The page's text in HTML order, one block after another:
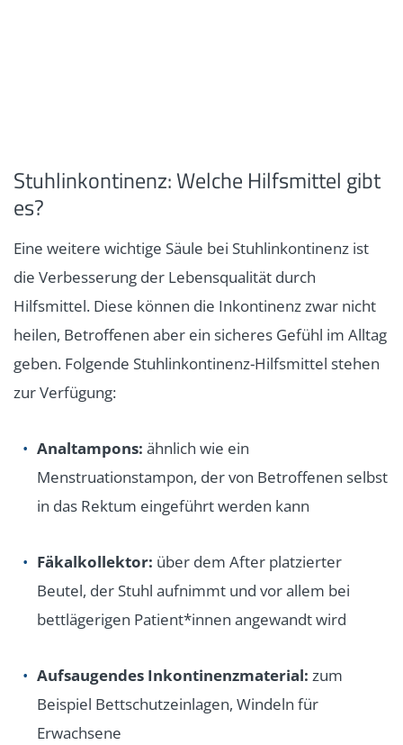
Stuhlinkontinenz: Welche Hilfsmittel gibt
es?
Eine weitere wichtige Säule bei Stuhlinkontinenz ist
die Verbesserung der Lebensqualität durch
Hilfsmittel. Diese können die Inkontinenz zwar nicht
heilen, Betroffenen aber ein sicheres Gefühl im Alltag
geben. Folgende Stuhlinkontinenz-Hilfsmittel stehen
zur Verfügung:
Analtampons: ähnlich wie ein
Menstruationstampon, der von Betroffenen selbst
in das Rektum eingeführt werden kann
Fäkalkollektor: über dem After platzierter
Beutel, der Stuhl aufnimmt und vor allem bei
bettlägerigen Patient*innen angewandt wird
Aufsaugendes Inkontinenzmaterial: zum
Beispiel Bettschutzeinlagen, Windeln für
Erwachsene